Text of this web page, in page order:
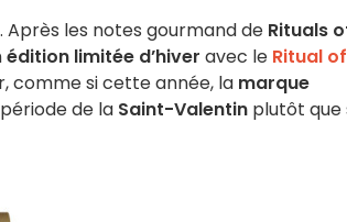
Après les notes gourmand de Rituals
édition limitée d’hiver avec le Ritual of
comme si cette année, la marque
de la Saint-Valentin plutôt que